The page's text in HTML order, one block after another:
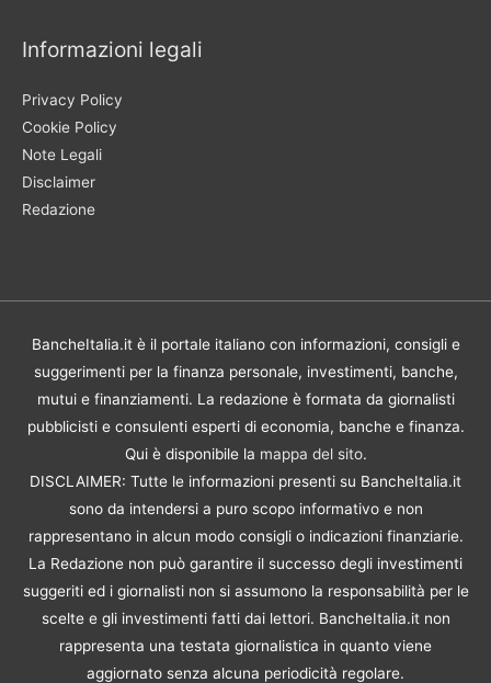
Informazioni legali
Privacy Policy
Cookie Policy
Note Legali
Disclaimer
Redazione
BancheItalia.it è il portale italiano con informazioni, consigli e
suggerimenti per la finanza personale, investimenti, banche,
mutui e finanziamenti. La redazione è formata da giornalisti
pubblicisti e consulenti esperti di economia, banche e finanza.
Qui è disponibile la mappa del sito.
DISCLAIMER: Tutte le informazioni presenti su BancheItalia.it
sono da intendersi a puro scopo informativo e non
rappresentano in alcun modo consigli o indicazioni finanziarie.
La Redazione non può garantire il successo degli investimenti
suggeriti ed i giornalisti non si assumono la responsabilità per le
scelte e gli investimenti fatti dai lettori. BancheItalia.it non
rappresenta una testata giornalistica in quanto viene
aggiornato senza alcuna periodicità regolare.